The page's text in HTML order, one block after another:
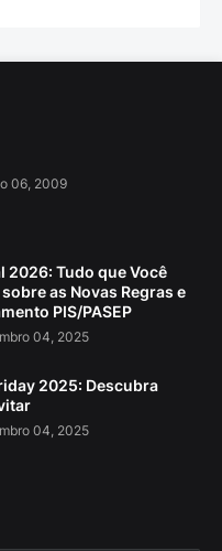
06, 2009
2026: Tudo que Você
as Novas Regras e
PIS/PASEP
04, 2025
2025: Descubra
04, 2025